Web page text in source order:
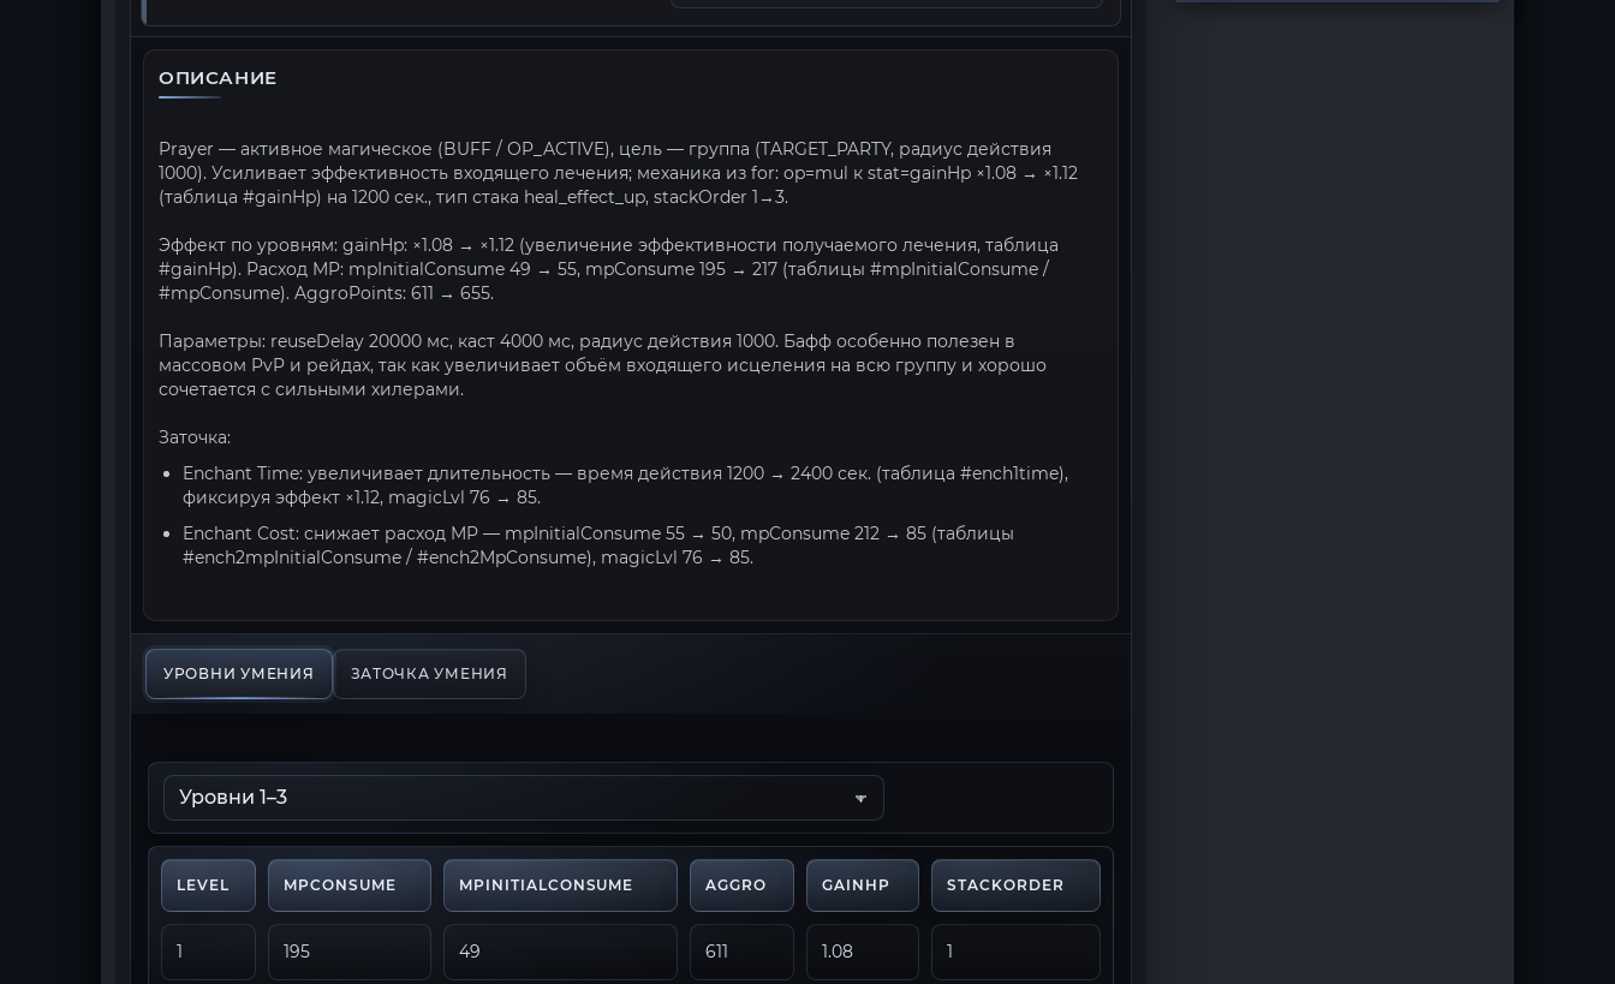
ОПИСАНИЕ
Prayer — активное магическое (BUFF / OP_ACTIVE), цель — группа (TARGET_PARTY, радиус действия
1000). Усиливает эффективность входящего лечения; механика из for: op=mul к stat=gainHp ×1.08 → ×1.12
(таблица #gainHp) на 1200 сек., тип стака heal_effect_up, stackOrder 1→3.
Эффект по уровням: gainHp: ×1.08 → ×1.12 (увеличение эффективности получаемого лечения, таблица
#gainHp). Расход MP: mpInitialConsume 49 → 55, mpConsume 195 → 217 (таблицы #mpInitialConsume /
#mpConsume). AggroPoints: 611 → 655.
Параметры: reuseDelay 20000 мс, каст 4000 мс, радиус действия 1000. Бафф особенно полезен в
массовом PvP и рейдах, так как увеличивает объём входящего исцеления на всю группу и хорошо
сочетается с сильными хилерами.
Заточка:
Enchant Time: увеличивает длительность — время действия 1200 → 2400 сек. (таблица #ench1time),
фиксируя эффект ×1.12, magicLvl 76 → 85.
Enchant Cost: снижает расход MP — mpInitialConsume 55 → 50, mpConsume 212 → 85 (таблицы
#ench2mpInitialConsume / #ench2MpConsume), magicLvl 76 → 85.
УРОВНИ УМЕНИЯ ЗАТОЧКА УМЕНИЯ
LEVEL MPCONSUME MPINITIALCONSUME AGGRO GAINHP STACKORDER
1 195 49 611 1.08 1